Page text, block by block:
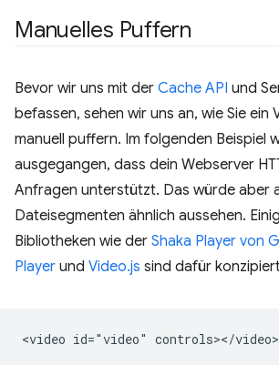
Manuelles Puffern
Bevor wir uns mit der Cache API und
befassen, sehen wir uns an, wie Sie ein
manuell puffern. Im folgenden Beispiel
ausgegangen, dass dein Webserver
Anfragen unterstützt. Das würde aber
Dateisegmenten ähnlich aussehen.
Bibliotheken wie der Shaka Player von
Player und Video.js sind dafür
<video id="video" controls></video>